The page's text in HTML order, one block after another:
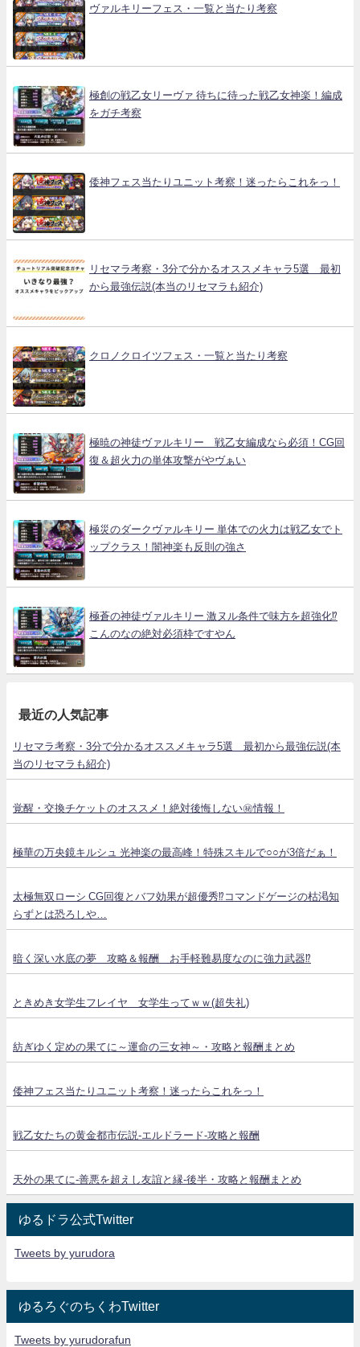
ヴァルキリーフェス・一覧と当たり考察
極創の戦乙女リーヴァ 待ちに待った戦乙女神楽！編成
をガチ考察
倭神フェス当たりユニット考察！迷ったらこれをっ！
リセマラ考察・3分で分かるオススメキャラ5選 最初
から最強伝説(本当のリセマラも紹介)
クロノクロイツフェス・一覧と当たり考察
極暁の神徒ヴァルキリー 戦乙女編成なら必須！CG回
復＆超火力の単体攻撃がやヴぁい
極災のダークヴァルキリー 単体での火力は戦乙女でト
ップクラス！闇神楽も反則の強さ
極蒼の神徒ヴァルキリー 激ヌル条件で味方を超強化⁉
こんのなの絶対必須枠ですやん
最近の人気記事
リセマラ考察・3分で分かるオススメキャラ5選 最初から最強伝説(本
当のリセマラも紹介)
覚醒・交換チケットのオススメ！絶対後悔しない㊙情報！
極華の万央鏡キルシュ 光神楽の最高峰！特殊スキルで○○が3倍だぁ！
太極無双ローシ CG回復とバフ効果が超優秀⁉コマンドゲージの枯渇知
らずとは恐ろしや…
暗く深い水底の夢 攻略＆報酬 お手軽難易度なのに強力武器⁉
ときめき女学生フレイヤ 女学生ってｗｗ(超失礼)
紡ぎゆく定めの果てに～運命の三女神～・攻略と報酬まとめ
倭神フェス当たりユニット考察！迷ったらこれをっ！
戦乙女たちの黄金都市伝説‐エルドラード‐攻略と報酬
天外の果てに-善悪を超えし友誼と縁-後半・攻略と報酬まとめ
ゆるドラ公式Twitter
Tweets by yurudora
ゆるろぐのちくわTwitter
Tweets by yurudorafun